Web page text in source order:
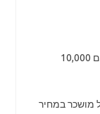
נניח שאתם בעלי מפעל מגבות. מחיר השוק של המגבת הוא 20 שקלים. בחודש ממוצע אתם מייצרים 10,000
כן, שטח המפעל מושכר במחיר